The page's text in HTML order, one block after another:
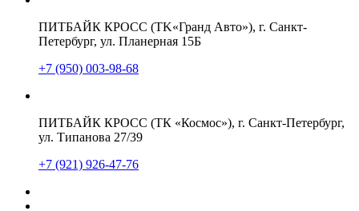
ПИТБАЙК КРОСС (TK«Гранд Авто»), г. Санкт-
Петербург, ул. Планерная 15Б
+7 (950) 003-98-68
ПИТБАЙК КРОСС (ТК «Космос»), г. Санкт-Петербург,
ул. Типанова 27/39
+7 (921) 926-47-76